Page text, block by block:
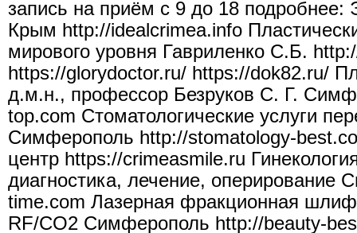
запись на приём с 9 до 18 подробнее:
Крым http://idealcrimea.info
мирового уровня Гавриленко С.Б.
https://glorydoctor.ru/ https://dok82.ru/
д.м.н., профессор Безруков С. Г.
top.com Стоматологические услуги
Симферополь http://stomatology-
центр https://crimeasmile.ru
диагностика, лечение, оперирование
time.com Лазерная фракционная
RF/CO2 Симферополь http://beauty-